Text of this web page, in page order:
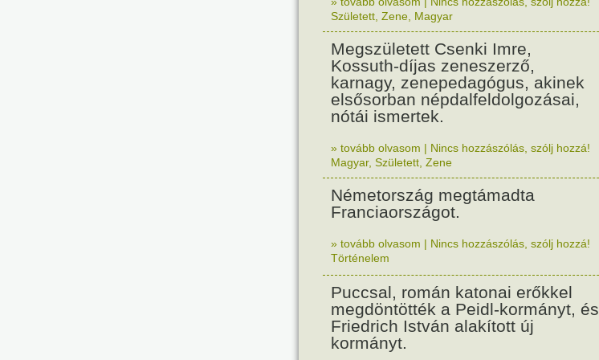
Született Zene Magyar
Megszületett Csenki Imre,
Kossuth-díjas zeneszerző,
karnagy, zenepedagógus, akinek
elsősorban népdalfeldolgozásai,
nótái ismertek.
» tovább olvasom | Nincs hozzászólás, szólj hozzá!
Magyar, Született Zene
Németország megtámadta
Franciaországot.
» tovább olvasom | Nincs hozzászólás, szólj hozzá!
Történelem
Puccsal, román katonai erőkkel
megdöntötték a Peidl-kormányt, és
Friedrich István alakított új
kormányt.